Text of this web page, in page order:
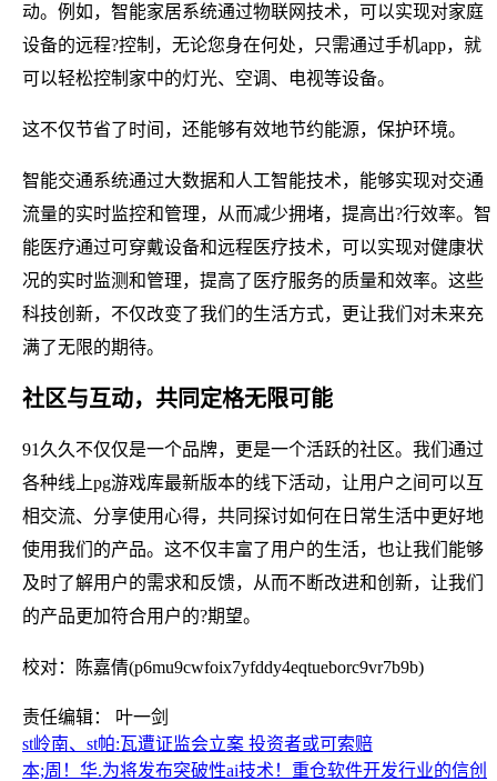
动。例如，智能家居系统通过物联网技术，可以实现对家庭
设备的远程?控制，无论您身在何处，只需通过手机app，就
可以轻松控制家中的灯光、空调、电视等设备。
这不仅节省了时间，还能够有效地节约能源，保护环境。
智能交通系统通过大数据和人工智能技术，能够实现对交通
流量的实时监控和管理，从而减少拥堵，提高出?行效率。智
能医疗通过可穿戴设备和远程医疗技术，可以实现对健康状
况的实时监测和管理，提高了医疗服务的质量和效率。这些
科技创新，不仅改变了我们的生活方式，更让我们对未来充
满了无限的期待。
社区与互动，共同定格无限可能
91久久不仅仅是一个品牌，更是一个活跃的社区。我们通过
各种线上pg游戏库最新版本的线下活动，让用户之间可以互
相交流、分享使用心得，共同探讨如何在日常生活中更好地
使用我们的产品。这不仅丰富了用户的生活，也让我们能够
及时了解用户的需求和反馈，从而不断改进和创新，让我们
的产品更加符合用户的?期望。
校对：陈嘉倩(p6mu9cwfoix7yfddy4eqtueborc9vr7b9b)
责任编辑： 叶一剑
st岭南、st帕:瓦遭证监会立案 投资者或可索赔
本;周！华.为将发布突破性ai技术！重仓软件开发行业的信创